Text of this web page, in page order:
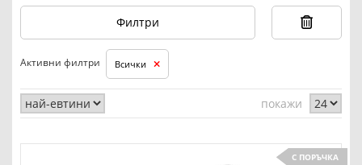
Филтри
Активни филтри Всички
покажи
С ПОРЪЧКА